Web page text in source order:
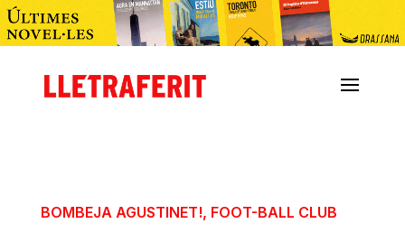
BOMBEJA AGUSTINET!, FOOT-BALL CLUB